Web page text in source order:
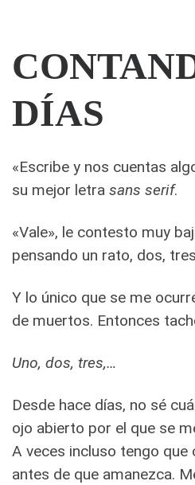
DÍAS
«Escribe y nos cuentas
su mejor letra sans serif.
«Vale», le contesto muy
pensando un rato, dos,
Y lo único que se me
de muertos. Entonces
Uno, dos, tres,…
Desde hace días, no sé
ojo abierto por el que se
A veces incluso tengo que
antes de que amanezca.